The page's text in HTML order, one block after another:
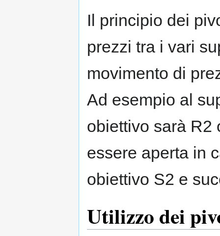
Il principio dei
prezzi tra i vari
movimento di
Ad esempio al
obiettivo sarà R2
essere aperta in
obiettivo S2 e
Utilizzo dei